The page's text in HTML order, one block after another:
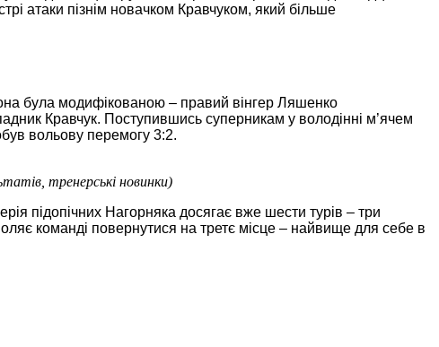
атаки пізнім новачком Кравчуком, який більше
була модифікованою – правий вінгер Ляшенко
Кравчук. Поступившись суперникам у володінні м’ячем
вольову перемогу 3:2.
тренерські новинки)
підопічних Нагорняка досягає вже шести турів – три
команді повернутися на третє місце – найвище для себе в